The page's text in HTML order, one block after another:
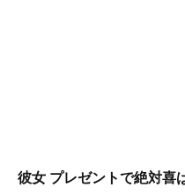
彼女 プレゼントで絶対喜